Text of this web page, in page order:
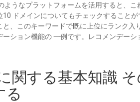
ようなプラットフォームを活用すると、
10 ドメインについてもチェックすること
と、このキーワードで既に上位にランク
ーション機能の 一例です。レコメンデー
関する基本知識
る